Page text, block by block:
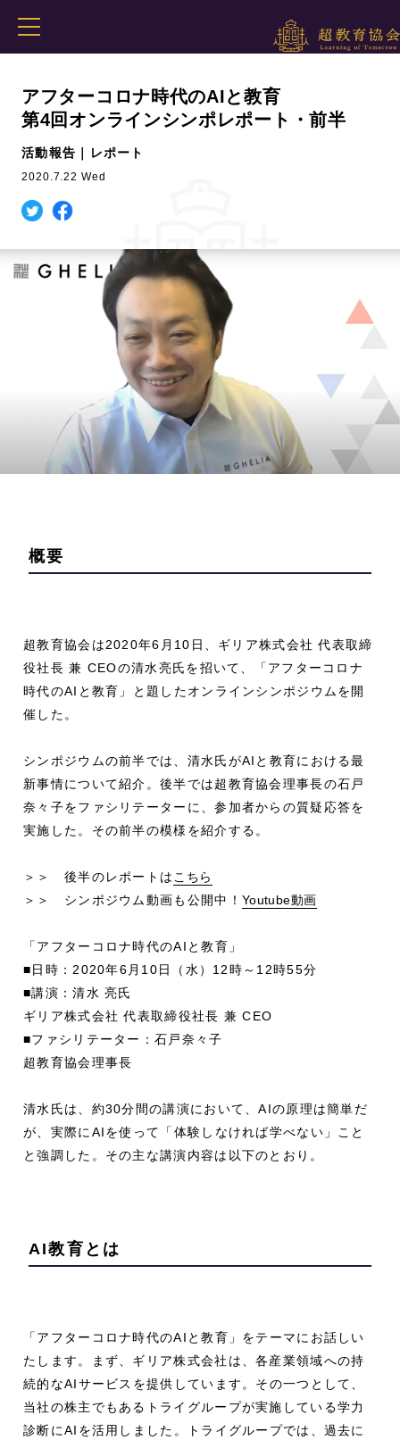
アフターコロナ時代のAIと教育
第4回オンラインシンポレポート・前半
活動報告｜レポート
2020.7.22 Wed
概要
超教育協会は2020年6月10日、ギリア株式会社 代表取締
役社長 兼 CEOの清水亮氏を招いて、「アフターコロナ
時代のAIと教育」と題したオンラインシンポジウムを開
催した。
シンポジウムの前半では、清水氏がAIと教育における最
新事情について紹介。後半では超教育協会理事長の石戸
奈々子をファシリテーターに、参加者からの質疑応答を
実施した。その前半の模様を紹介する。
＞＞ 後半のレポートは こちら
＞＞ シンポジウム動画も公開中！ Youtube動画
「アフターコロナ時代のAIと教育」
■日時：2020年6月10日（水）12時～12時55分
■講演：清水 亮氏
ギリア株式会社 代表取締役社長 兼 CEO
■ファシリテーター：石戸奈々子
超教育協会理事長
清水氏は、約30分間の講演において、AIの原理は簡単だ
が、実際にAIを使って「体験しなければ学べない」こと
と強調した。その主な講演内容は以下のとおり。
AI教育とは
「アフターコロナ時代のAIと教育」をテーマにお話しい
たします。まず、ギリア株式会社は、各産業領域への持
続的なAIサービスを提供しています。その一つとして、
当社の株主でもあるトライグループが実施している学力
診断にAIを活用しました。トライグループでは、過去に